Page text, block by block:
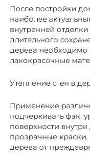
После постройки
наиболее
внутренней
длительного
дерева необходимо
лакокрасочные
Утепление стен в
Применение
подчеркивать
поверхности
прозрачные
дерева от